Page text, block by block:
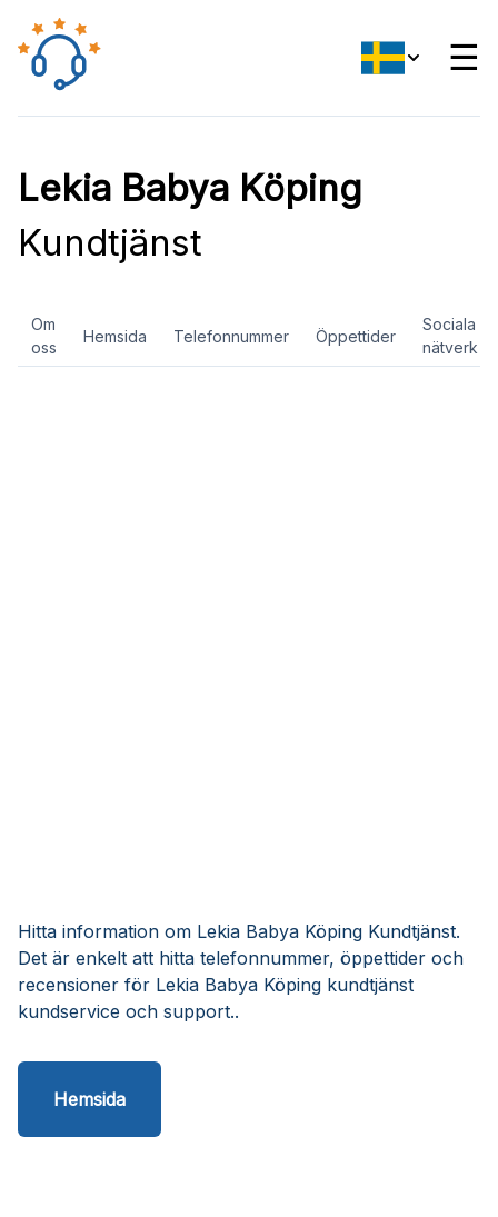
☰
Lekia Babya Köping
Kundtjänst
Om
oss
Hemsida Telefonnummer Öppettider
Sociala
nätverk
Hitta information om Lekia Babya Köping Kundtjänst.
Det är enkelt att hitta telefonnummer, öppettider och
recensioner för Lekia Babya Köping kundtjänst
kundservice och support..
Hemsida